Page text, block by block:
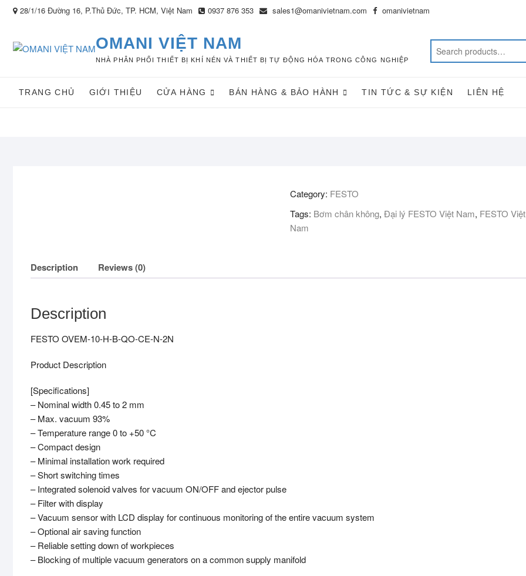
Skip 28/1/16 Đường 16, P.Thủ Đức, TP. HCM, Việt Nam 0937 876 353 sales1@omanivietnam.com omanivietnam
OMANI VIỆT NAM
NHÀ PHÂN PHỐI THIẾT BỊ KHÍ NÉN VÀ THIẾT BỊ TỰ ĐỘNG HÓA TRONG CÔNG NGHIỆP
TRANG CHỦ GIỚI THIỆU CỬA HÀNG BÁN HÀNG & BẢO HÀNH TIN TỨC & SỰ KIỆN LIÊN HỆ
Category: FESTO
Tags: Bơm chân không, Đại lý FESTO Việt Nam, FESTO Việt
Nam
Description Reviews (0)
Description
FESTO OVEM-10-H-B-QO-CE-N-2N
Product Description
[Specifications]
– Nominal width 0.45 to 2 mm
– Max. vacuum 93%
– Temperature range 0 to +50 °C
– Compact design
– Minimal installation work required
– Short switching times
– Integrated solenoid valves for vacuum ON/OFF and ejector pulse
– Filter with display
– Vacuum sensor with LCD display for continuous monitoring of the entire vacuum system
– Optional air saving function
– Reliable setting down of workpieces
– Blocking of multiple vacuum generators on a common supply manifold